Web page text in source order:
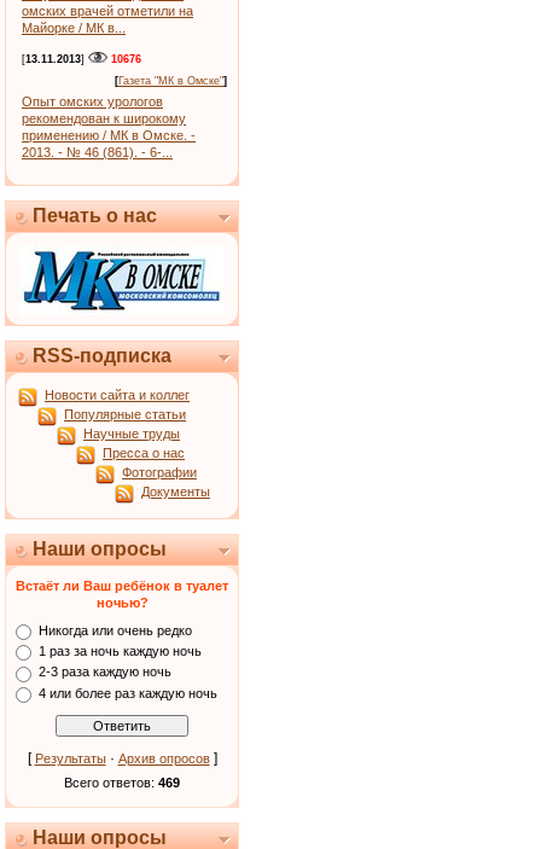
омских врачей отметили на
Майорке / МК в...
[13.11.2013]
10676
[Газета "МК в Омске"]
Опыт омских урологов
рекомендован к широкому
применению / МК в Омске. -
2013. - № 46 (861). - 6-...
Печать о нас
RSS-подписка
Новости сайта и коллег
Популярные статьи
Научные труды
Пресса о нас
Фотографии
Документы
Наши опросы
Встаёт ли Ваш ребёнок в туалет
ночью?
Никогда или очень редко
1 раз за ночь каждую ночь
2-3 раза каждую ночь
4 или более раз каждую ночь
[ Результаты· Архив опросов]
Всего ответов: 469
Наши опросы